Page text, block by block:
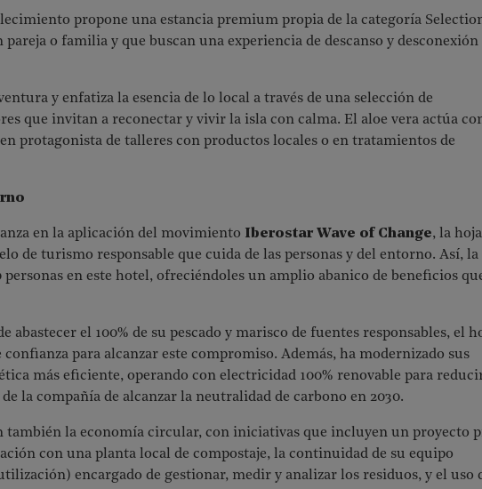
propone una estancia premium propia de la categoría
o familia y que buscan una experiencia de descanso y desconexión
y enfatiza la esencia de lo local a través de una selección de
que invitan a reconectar y vivir la isla con calma. El aloe vera actúa
protagonista de talleres con productos locales o en tratamientos de
en la aplicación del movimiento Iberostar Wave of Change, la
de turismo responsable que cuida de las personas y del entorno. Así, la
personas en este hotel, ofreciéndoles un amplio abanico de beneficios
abastecer el 100% de su pescado y marisco de fuentes responsables, el
para alcanzar este compromiso. Además, ha modernizado sus
más eficiente, operando con electricidad 100% renovable para
la compañía de alcanzar la neutralidad de carbono en 2030.
también la economía circular, con iniciativas que incluyen un proyecto
con una planta local de compostaje, la continuidad de su equipo
encargado de gestionar, medir y analizar los residuos, y el uso